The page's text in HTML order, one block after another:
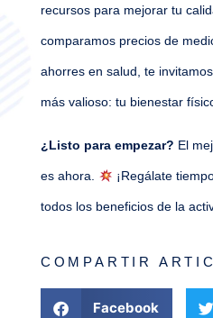
recursos para mejorar tu
comparamos precios de
ahorres en salud, te
más valioso: tu bienestar
¿Listo para empezar? El
es ahora. ¡Regálate
todos los beneficios de la
COMPARTIR
Facebook